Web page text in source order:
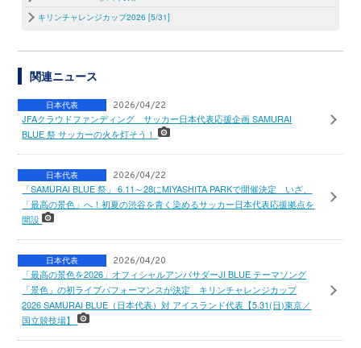
キリンチャレンジカップ2026 [5/31]
関連ニュース
日本代表 2026/04/22
JFAクラウドファンディング サッカー日本代表応援企画 SAMURAI
BLUE 祭 サッカーの火を灯そう！
日本代表 2026/04/22
「SAMURAI BLUE 祭」 6.11～28にMIYASHITA PARKで開催決定 いざ、
「最高の景色」へ！初夏の渋谷を青く染めるサッカー日本代表応援拠点を
開設
日本代表 2026/04/20
「最高の景色を2026」オフィシャルアンバサダーJI BLUE テーマソング
「景色」の初ライブパフォーマンスが決定 キリンチャレンジカップ
2026 SAMURAI BLUE（日本代表）対 アイスランド代表【5.31(日)東京／
国立競技場】